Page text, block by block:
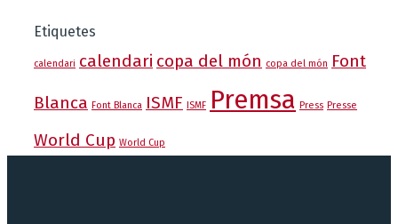
Etiquetes
calendari calendari copa del món copa del món Font
Blanca Font Blanca ISMF ISMF Premsa Press Presse
World Cup World Cup